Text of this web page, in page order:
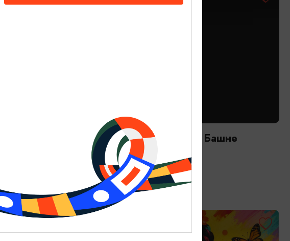
Астрономический вечер на Башне
12.08.2026 20:00
Зеленоградск, Мурариум